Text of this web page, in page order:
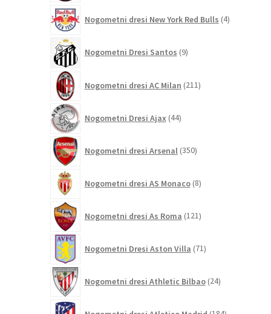
Nogometni dresi New York Red Bulls 4izdelki
Nogometni Dresi Santos 9izdelkov
Nogometni dresi AC Milan 211izdelkov
Nogometni Dresi Ajax 44izdelkov
Nogometni dresi Arsenal 350izdelkov
Nogometni dresi AS Monaco 8izdelkov
Nogometni dresi As Roma 121izdelkov
Nogometni Dresi Aston Villa 71izdelkov
Nogometni dresi Athletic Bilbao 24izdelkov